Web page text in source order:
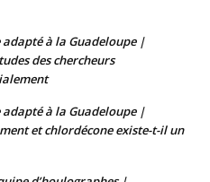
à la Guadeloupe |
des chercheurs
à la Guadeloupe |
et chlordécone existe-t-il un